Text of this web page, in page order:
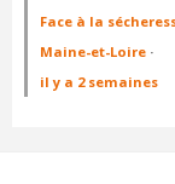
Face à la
Maine-et-Loire ·
il y a 2 semaines